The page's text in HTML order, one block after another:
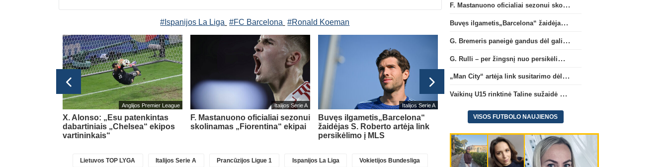
#Ispanijos La Liga #FC Barcelona #Ronald Koeman
Anglijos Premier League
X. Alonso: „Esu patenkintas
dabartiniais „Chelsea“ ekipos
vartininkais“
Italijos Serie A
F. Mastanuono oficialiai sezonui
skolinamas „Fiorentina“ ekipai
Italijos Serie A
Buvęs ilgametis„Barcelona“
žaidėjas S. Roberto artėja link
persikėlimo į MLS
„Man City“ artėja link
Bouaddi persikėlimo(1)
sudėtį
Lietuvos TOP LYGA Italijos Serie A Prancūzijos Ligue 1 Ispanijos La Liga Vokietijos Bundesliga
F. Mastanuono oficialiai sezonui skolinamas „Fiorentina“ ekipai
Buvęs ilgametis„Barcelona“ žaidėjas S. Roberto artėja link persikėlimo į MLS
G. Bremeris paneigė gandus dėl galimo išvykimo iš „Juventus“ klubo
G. Rulli – per žingsnį nuo persikėlimo į „Manchester City“ klubą
„Man City“ artėja link susitarimo dėl marokiečio A. Bouaddi persikėlimo
Vaikinų U15 rinktinė Taline sužaidė pirmąsias kontrolines rungtynes
VISOS FUTBOLO NAUJIENOS